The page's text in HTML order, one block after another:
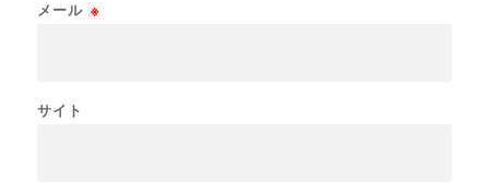
メール ※
サイト